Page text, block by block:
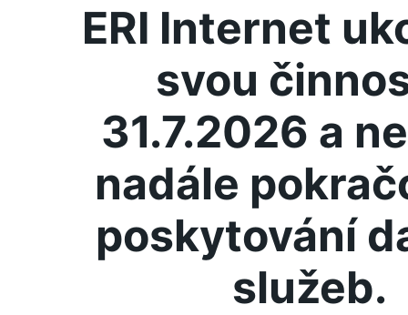
ERI Internet
svou
31.7.2026 a
nadále
poskytování
služeb.